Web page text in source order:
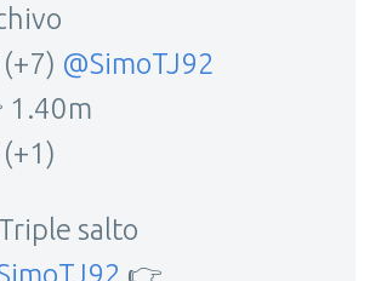
(+7) @SimoTJ92
1.40m
(+1)
salto
👉